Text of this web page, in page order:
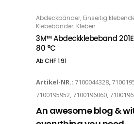
OPTIONS
Abdeckbänder, Einseitig
Klebebänder, Kleben
3M™ Abdeckklebeband
80 °C
AbCHF1.91
Artikel-NR.: 7100044328,
7100195952, 7100196060,
An awesome blog &